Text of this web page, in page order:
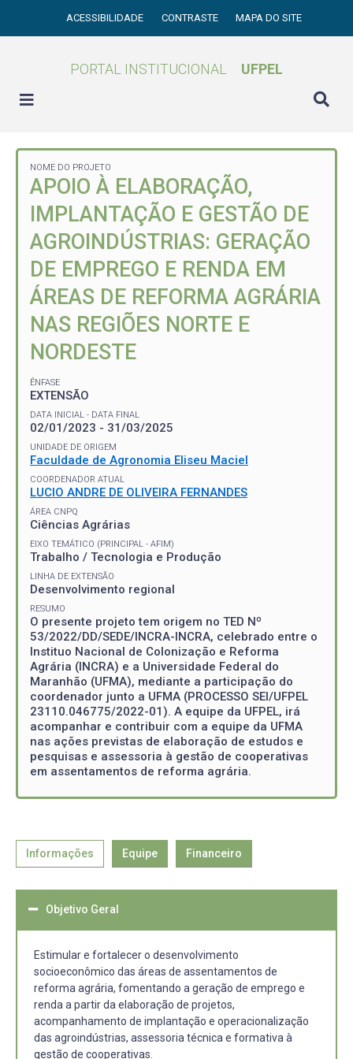
ACESSIBILIDADE CONTRASTE MAPA DO SITE
PORTAL INSTITUCIONAL UFPEL
NOME DO PROJETO
APOIO À ELABORAÇÃO,
IMPLANTAÇÃO E GESTÃO DE
AGROINDÚSTRIAS: GERAÇÃO
DE EMPREGO E RENDA EM
ÁREAS DE REFORMA AGRÁRIA
NAS REGIÕES NORTE E
NORDESTE
ÊNFASE
EXTENSÃO
DATA INICIAL - DATA FINAL
02/01/2023 - 31/03/2025
UNIDADE DE ORIGEM
Faculdade de Agronomia Eliseu Maciel
COORDENADOR ATUAL
LUCIO ANDRE DE OLIVEIRA FERNANDES
ÁREA CNPQ
Ciências Agrárias
EIXO TEMÁTICO (PRINCIPAL - AFIM)
Trabalho / Tecnologia e Produção
LINHA DE EXTENSÃO
Desenvolvimento regional
RESUMO
O presente projeto tem origem no TED Nº
53/2022/DD/SEDE/INCRA-INCRA, celebrado entre o
Instituo Nacional de Colonização e Reforma
Agrária (INCRA) e a Universidade Federal do
Maranhão (UFMA), mediante a participação do
coordenador junto a UFMA (PROCESSO SEI/UFPEL
23110.046775/2022-01). A equipe da UFPEL, irá
acompanhar e contribuir com a equipe da UFMA
nas ações previstas de elaboração de estudos e
pesquisas e assessoria à gestão de cooperativas
em assentamentos de reforma agrária.
Informações Equipe Financeiro
Objetivo Geral
Estimular e fortalecer o desenvolvimento
socioeconômico das áreas de assentamentos de
reforma agrária, fomentando a geração de emprego e
renda a partir da elaboração de projetos,
acompanhamento de implantação e operacionalização
das agroindústrias, assessoria técnica e formativa à
gestão de cooperativas.